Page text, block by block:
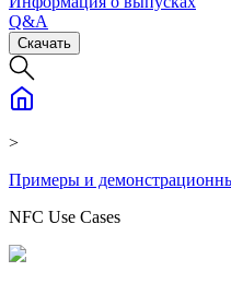
Q&A
Скачать
>
Примеры и
NFC Use Cases